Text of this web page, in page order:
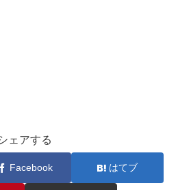
ェアする
Facebook はてブ